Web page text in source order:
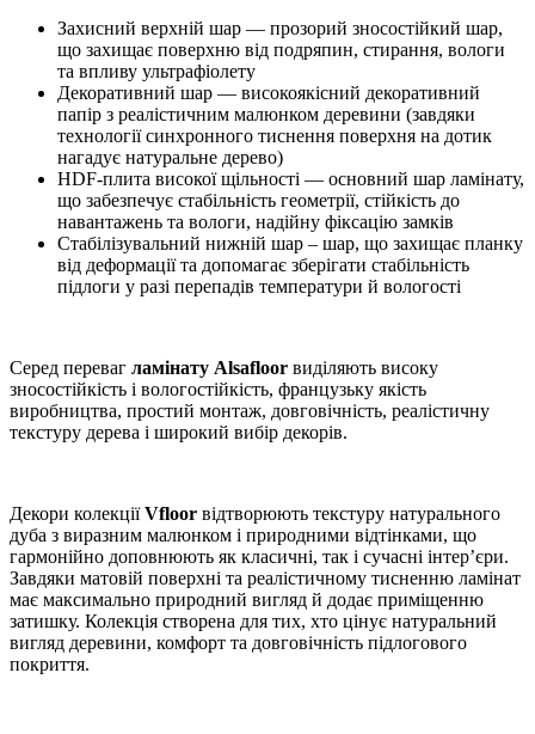
Захисний верхній шар — прозорий зносостійкий шар,
що захищає поверхню від подряпин, стирання, вологи
та впливу ультрафіолету
Декоративний шар — високоякісний декоративний
папір з реалістичним малюнком деревини (завдяки
технології синхронного тиснення поверхня на дотик
нагадує натуральне дерево)
HDF-плита високої щільності — основний шар ламінату,
що забезпечує стабільність геометрії, стійкість до
навантажень та вологи, надійну фіксацію замків
Стабілізувальний нижній шар – шар, що захищає планку
від деформації та допомагає зберігати стабільність
підлоги у разі перепадів температури й вологості
Серед переваг ламінату Alsafloor виділяють високу
зносостійкість і вологостійкість, французьку якість
виробництва, простий монтаж, довговічність, реалістичну
текстуру дерева і широкий вибір декорів.
Декори колекціїVfloor відтворюють текстуру натурального
дуба з виразним малюнком і природними відтінками, що
гармонійно доповнюють як класичні, так і сучасні інтер’єри.
Завдяки матовій поверхні та реалістичному тисненню ламінат
має максимально природний вигляд й додає приміщенню
затишку. Колекція створена для тих, хто цінує натуральний
вигляд деревини, комфорт та довговічність підлогового
покриття.